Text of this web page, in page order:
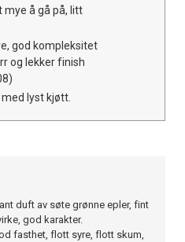
å gå på, litt
god kompleksitet
og lekker finish
lyst kjøtt.
duft av søte grønne epler, fint
god karakter.
fasthet, flott syre, flott skum,